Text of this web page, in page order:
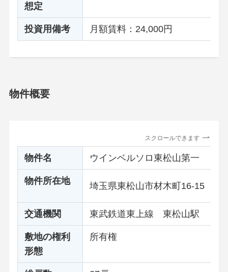
想定
投資用備考 月額賃料：24,000円
物件概要
スクロールできます
物件名 ウインベルソロ東松山第一
物件所在地
埼玉県東松山市材木町16-15
交通機関 東武鉄道東上線 東松山駅 徒
敷地の権利
形態
所有権